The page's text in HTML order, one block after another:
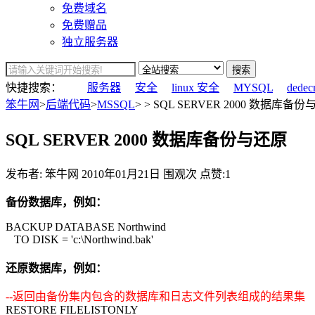
免费域名
免费赠品
独立服务器
搜索
快捷搜索： 服务器 安全 linux 安全 MYSQL
笨牛网>后端代码>MSSQL> > SQL SERVER 2000 数据库备份
SQL SERVER 2000 数据库备份与还原
发布者: 笨牛网 2010年01月21日 围观次 点赞:1
备份数据库，例如：
BACKUP DATABASE Northwind
TO DISK = 'c:\Northwind.bak'
还原数据库，例如：
--返回由备份集内包含的数据库和日志文件列表组成的结果集
RESTORE FILELISTONLY